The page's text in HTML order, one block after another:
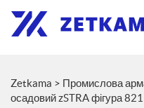
Zetkama > Промислова
осадовий zSTRA фігура 821